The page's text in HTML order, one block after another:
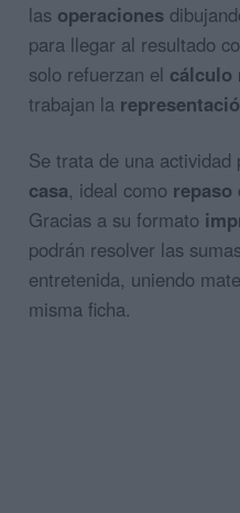
las operaciones
para llegar al resultado
solo refuerzan el cálculo
trabajan la
Se trata de una actividad
casa, ideal como repaso
Gracias a su formato
podrán resolver las
entretenida, uniendo
misma ficha.